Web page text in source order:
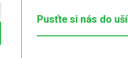
Pusťte si nás do uší